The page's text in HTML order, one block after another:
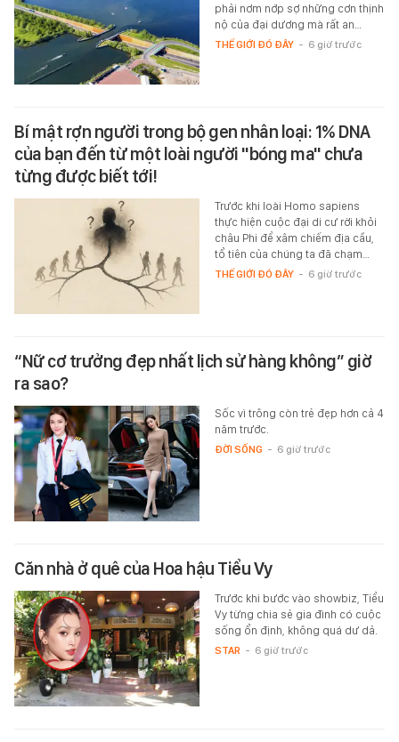
phải nơm nớp sợ những cơn thịnh
nộ của đại dương mà rất an…
THẾ GIỚI ĐÓ ĐÂY - 6 giờ trước
Bí mật rợn người trong bộ gen nhân loại: 1% DNA
của bạn đến từ một loài người "bóng ma" chưa
từng được biết tới!
Trước khi loài Homo sapiens
thực hiện cuộc đại di cư rời khỏi
châu Phi để xâm chiếm địa cầu,
tổ tiên của chúng ta đã chạm…
THẾ GIỚI ĐÓ ĐÂY - 6 giờ trước
“Nữ cơ trưởng đẹp nhất lịch sử hàng không” giờ
ra sao?
Sốc vì trông còn trẻ đẹp hơn cả 4
năm trước.
ĐỜI SỐNG - 6 giờ trước
Căn nhà ở quê của Hoa hậu Tiểu Vy
Trước khi bước vào showbiz, Tiểu
Vy từng chia sẻ gia đình có cuộc
sống ổn định, không quá dư dả.
STAR - 6 giờ trước